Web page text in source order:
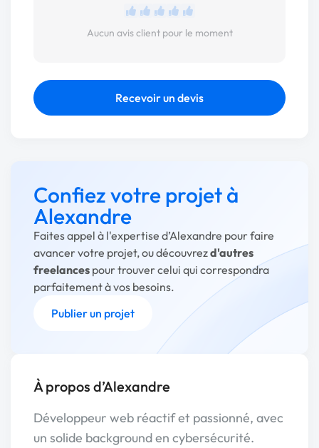
Aucun avis client pour le moment
Recevoir un devis
Confiez votre projet à
Alexandre
Faites appel à l'expertise d’Alexandre pour faire
avancer votre projet, ou découvrezd'autres
freelances pour trouver celui qui correspondra
parfaitement à vos besoins.
Publier un projet
À propos d’Alexandre
Développeur web réactif et passionné, avec
un solide background en cybersécurité.